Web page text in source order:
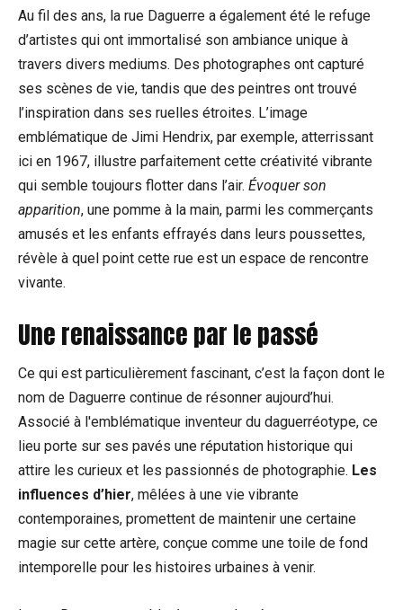
Au fil des ans, la rue Daguerre a également été le refuge
d’artistes qui ont immortalisé son ambiance unique à
travers divers mediums. Des photographes ont capturé
ses scènes de vie, tandis que des peintres ont trouvé
l’inspiration dans ses ruelles étroites. L’image
emblématique de Jimi Hendrix, par exemple, atterrissant
ici en 1967, illustre parfaitement cette créativité vibrante
qui semble toujours flotter dans l’air. Évoquer son
apparition, une pomme à la main, parmi les commerçants
amusés et les enfants effrayés dans leurs poussettes,
révèle à quel point cette rue est un espace de rencontre
vivante.
Une renaissance par le passé
Ce qui est particulièrement fascinant, c’est la façon dont le
nom de Daguerre continue de résonner aujourd’hui.
Associé à l'emblématique inventeur du daguerréotype, ce
lieu porte sur ses pavés une réputation historique qui
attire les curieux et les passionnés de photographie. Les
influences d’hier, mêlées à une vie vibrante
contemporaines, promettent de maintenir une certaine
magie sur cette artère, conçue comme une toile de fond
intemporelle pour les histoires urbaines à venir.